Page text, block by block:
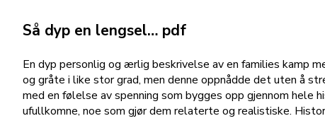
Så dyp en lengsel… pdf
En dyp personlig og ærlig beskrivelse av en families kamp
og gråte i like stor grad, men denne oppnådde det uten å
med en følelse av spenning som bygges opp gjennom hele
ufullkomne, noe som gjør dem relaterte og realistiske.